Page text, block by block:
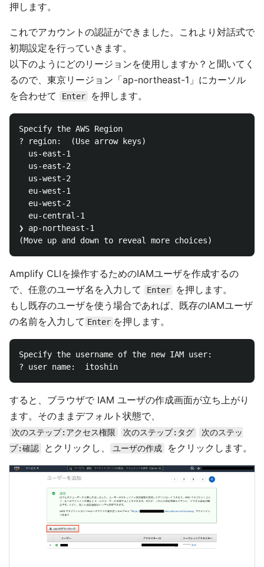
押します。
これでアカウントの認証ができました。これより対話式で
初期設定を行っていきます。
以下のようにどのリージョンを使用しますか？と聞いてく
るので、東京リージョン「ap-northeast-1」にカーソル
を合わせて
Enter を押します。
Specify the AWS Region
? region:  (Use arrow keys)
  us-east-1
  us-east-2
  us-west-2
  eu-west-1
  eu-west-2
  eu-central-1
❯ ap-northeast-1
Amplify CLIを操作するためのIAMユーザを作成するの
で、任意のユーザ名を入力して
Enter
を押します。
もし既存のユーザを使う場合であれば、既存のIAMユーザ
の名前を入力して Enter を押します。
Specify the username of the new IAM user:
すると、ブラウザで IAM ユーザの作成画面が立ち上がり
ます。そのままデフォルト状態で、
次のステップ:アクセス権限 次のステップ:タグ
次のステッ
プ:確認
とクリックし、 ユーザの作成 をクリックします。